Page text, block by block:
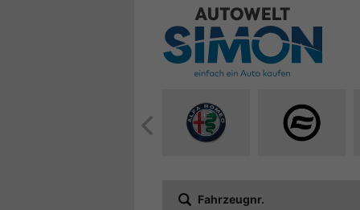
Alle
Romeo
Alle